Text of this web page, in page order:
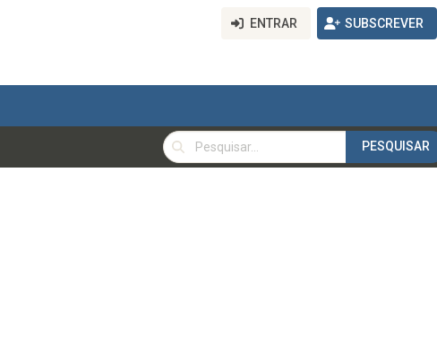
ENTRAR SUBSCREVER
PESQUISAR
PESQUISAR